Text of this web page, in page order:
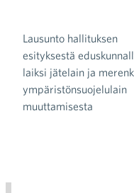
Artikkelien
Lausunto hallituksen
esityksestä
laiksi jätelain ja
ympäristönsuojelulain
muuttamisesta